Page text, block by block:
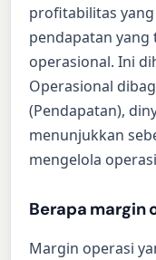
profitabilitas
pendapatan yang
operasional. Ini
Operasional
(Pendapatan),
menunjukkan
mengelola
Berapa margin
Margin operasi